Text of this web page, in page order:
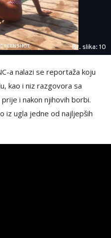
Br. slika: 10
a nalazi se reportaža koju
kao i niz razgovora sa
i nakon njihovih borbi.
iz ugla jedne od najljepših